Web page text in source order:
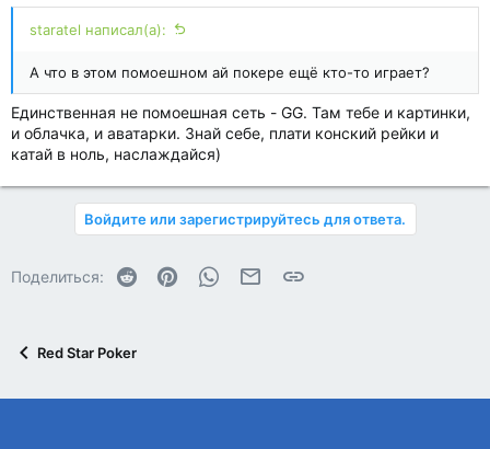
staratel написал(а):
А что в этом помоешном ай покере ещё кто-то играет?
Единственная не помоешная сеть - GG. Там тебе и картинки,
и облачка, и аватарки. Знай себе, плати конский рейки и
катай в ноль, наслаждайся)
Войдите или зарегистрируйтесь для ответа.
Поделиться: Reddit PinterestWhatsAppЭлектронная почта
Ссылка
Red Star Poker